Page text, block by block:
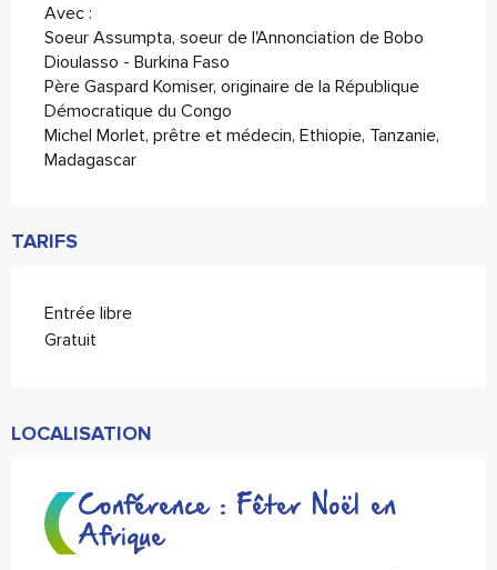
Avec :
Soeur Assumpta, soeur de l'Annonciation de Bobo
Dioulasso - Burkina Faso
Père Gaspard Komiser, originaire de la République
Démocratique du Congo
Michel Morlet, prêtre et médecin, Ethiopie, Tanzanie,
Madagascar
TARIFS
Entrée libre
Gratuit
LOCALISATION
Conférence : Fêter Noël en
Afrique